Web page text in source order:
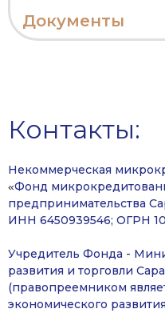
Документы
Контакты:
Некоммерческая
«Фонд
предпринимательства
ИНН 6450939546; ОГРН
Учредитель Фонда -
развития и торговли
(правопреемником
экономического